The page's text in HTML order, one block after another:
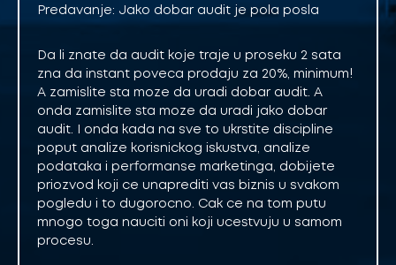
Predavanje: Jako dobar audit je pola posla
Da li znate da audit koje traje u proseku 2 sata
zna da instant poveca prodaju za 20%, minimum!
A zamislite sta moze da uradi dobar audit. A
onda zamislite sta moze da uradi jako dobar
audit. I onda kada na sve to ukrstite discipline
poput analize korisnickog iskustva, analize
podataka i performanse marketinga, dobijete
priozvod koji ce unaprediti vas biznis u svakom
pogledu i to dugorocno. Cak ce na tom putu
mnogo toga nauciti oni koji ucestvuju u samom
procesu.